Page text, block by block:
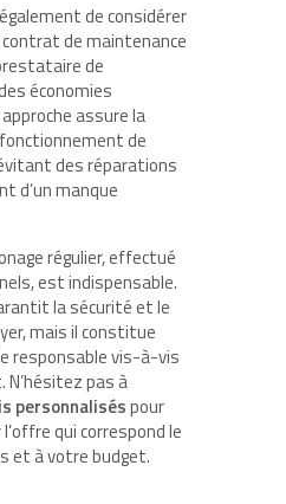
de considérer
de maintenance
de
économies
assure la
de
des réparations
d’un manque
régulier, effectué
est indispensable.
la sécurité et le
mais il constitue
responsable vis-à-vis
N’hésitez pas à
personnaliséspour
qui correspond le
et à votre budget.